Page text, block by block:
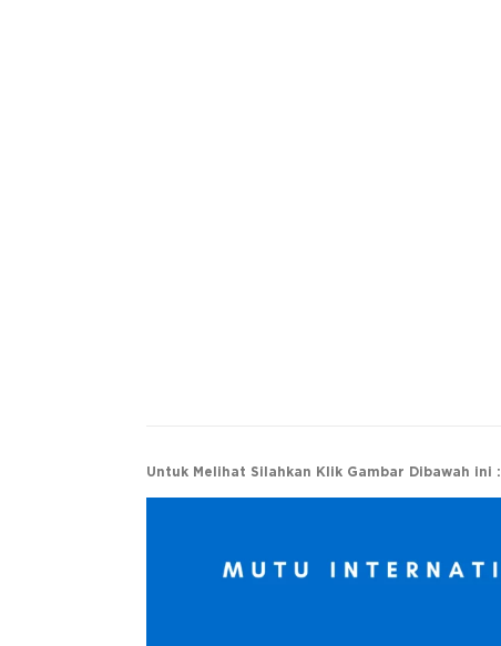
Untuk Melihat Silahkan Klik Gambar Dibawah ini :